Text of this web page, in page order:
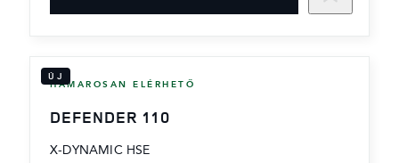
ÚJ
HAMAROSAN ELÉRHETŐ
DEFENDER 110
X-DYNAMIC HSE